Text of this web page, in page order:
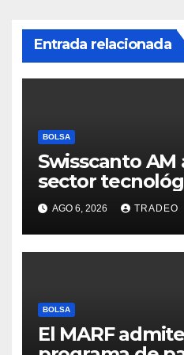
Entrada relacionada
BOLSA
Swisscanto
sector
valores cíclicos
bolsa
AGO 6, 2026 TRADEO
BOLSA
El MARF